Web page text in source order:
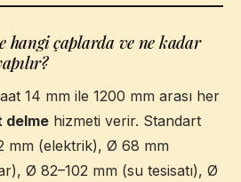
hangi çaplarda ve ne kadar
14 mm ile 1200 mm arası her
delme hizmeti verir. Standart
mm (elektrik), Ø 68 mm
Ø 82–102 mm (su tesisatı), Ø